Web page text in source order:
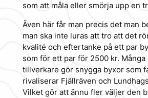
som att måla eller smörja upp en
Även här får man precis det man
man ska inte luras att tro att det
kvalité och eftertanke på ett par
som för ett par för 2500 kr.
tillverkare gör snygga byxor som
rivaliserar Fjällräven och
Vilket gör att ännu fler väljer den